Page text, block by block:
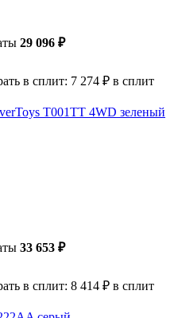
29 096 ₽
в сплит: 7 274 ₽ в сплит
T001TT 4WD зеленый
33 653 ₽
в сплит: 8 414 ₽ в сплит